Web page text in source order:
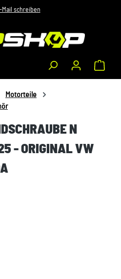
Mail schreiben
Motorteile
N
- ORIGINAL VW